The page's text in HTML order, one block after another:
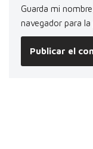
Guarda mi
navegador para